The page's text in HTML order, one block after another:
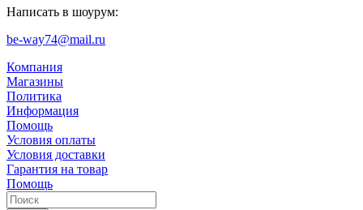
Написать в шоурум:
be-way74@mail.ru
Компания
Магазины
Политика
Информация
Помощь
Условия оплаты
Условия доставки
Гарантия на товар
Помощь